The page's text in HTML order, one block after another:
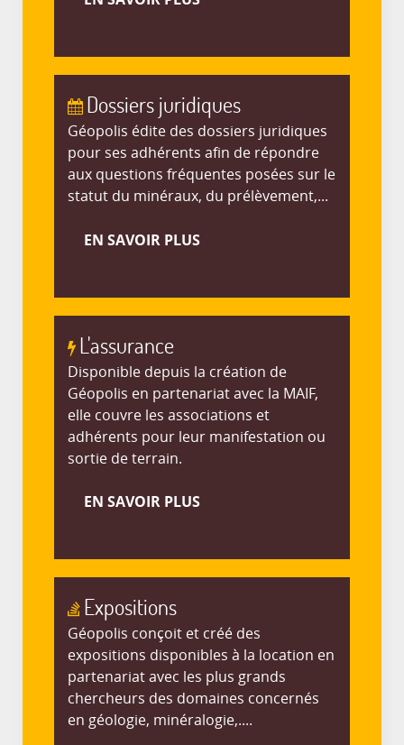
Dossiers juridiques
Géopolis édite des dossiers juridiques
pour ses adhérents afin de répondre
aux questions fréquentes posées sur le
statut du minéraux, du prélèvement,...
EN SAVOIR PLUS
L'assurance
Disponible depuis la création de
Géopolis en partenariat avec la MAIF,
elle couvre les associations et
adhérents pour leur manifestation ou
sortie de terrain.
EN SAVOIR PLUS
Expositions
Géopolis conçoit et créé des
expositions disponibles à la location en
partenariat avec les plus grands
chercheurs des domaines concernés
en géologie, minéralogie,....